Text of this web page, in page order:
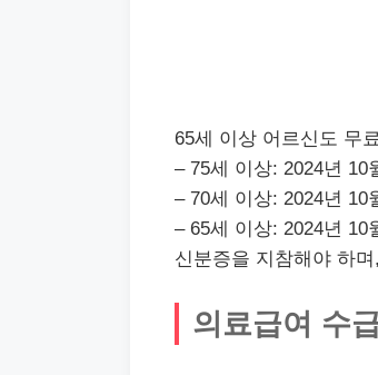
65세 이상 어르신도 무
– 75세 이상: 2024년 10
– 70세 이상: 2024년 10
– 65세 이상: 2024년 10
신분증을 지참해야 하
의료급여 수